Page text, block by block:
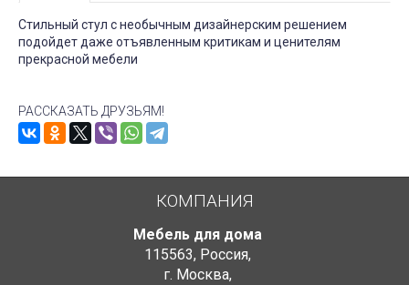
Стильный стул с необычным дизайнерским решением
подойдет даже отъявленным критикам и ценителям
прекрасной мебели
РАССКАЗАТЬ ДРУЗЬЯМ!
КОМПАНИЯ
Мебель для дома
115563, Россия,
г. Москва,